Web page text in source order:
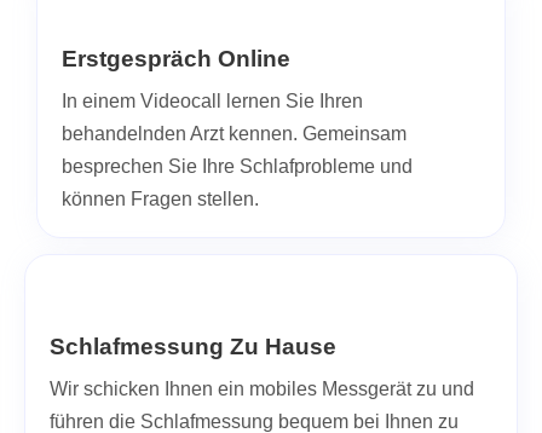
Erstgespräch Online
In einem Videocall lernen Sie Ihren
behandelnden Arzt kennen. Gemeinsam
besprechen Sie Ihre Schlafprobleme und
können Fragen stellen.
Schlafmessung Zu Hause
Wir schicken Ihnen ein mobiles Messgerät zu und
führen die Schlafmessung bequem bei Ihnen zu